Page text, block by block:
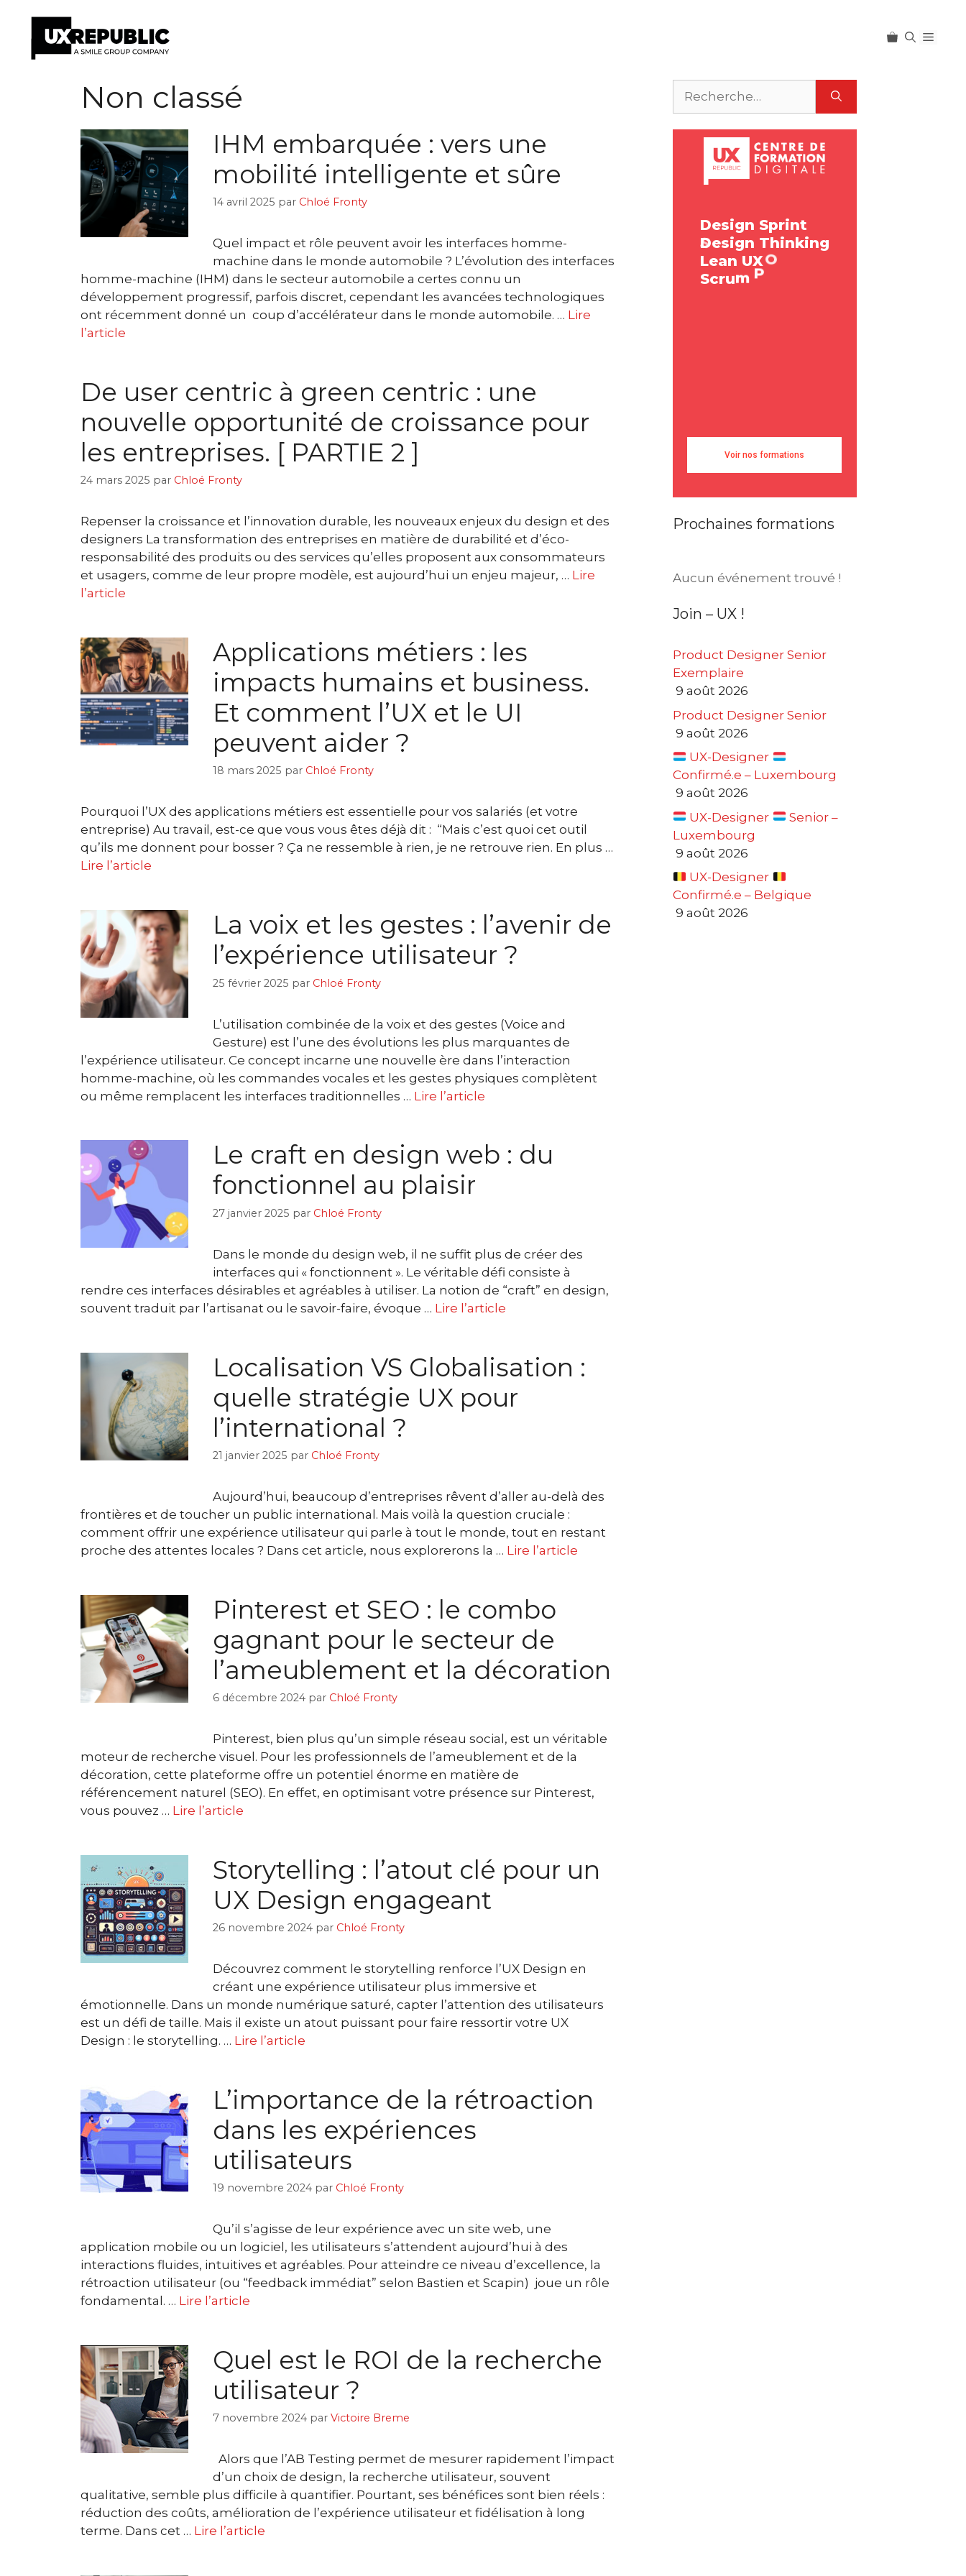
Menu
Non classé
IHM embarquée : vers une
mobilité intelligente et sûre
14 avril 2025 par Chloé Fronty
Quel impact et rôle peuvent avoir les interfaces homme-
machine dans le monde automobile ? L’évolution des interfaces
homme-machine (IHM) dans le secteur automobile a certes connu un
développement progressif, parfois discret, cependant les avancées technologiques
ont récemment donné un coup d’accélérateur dans le monde automobile. … Lire
l’article
De user centric à green centric : une
nouvelle opportunité de croissance pour
les entreprises. [ PARTIE 2 ]
24 mars 2025 par Chloé Fronty
Repenser la croissance et l’innovation durable, les nouveaux enjeux du design et des
designers La transformation des entreprises en matière de durabilité et d’éco-
responsabilité des produits ou des services qu’elles proposent aux consommateurs
et usagers, comme de leur propre modèle, est aujourd’hui un enjeu majeur, … Lire
l’article
Applications métiers : les
impacts humains et business.
Et comment l’UX et le UI
peuvent aider ?
18 mars 2025 par Chloé Fronty
Pourquoi l’UX des applications métiers est essentielle pour vos salariés (et votre
entreprise) Au travail, est-ce que vous vous êtes déjà dit : “Mais c’est quoi cet outil
qu’ils me donnent pour bosser ? Ça ne ressemble à rien, je ne retrouve rien. En plus …
Lire l’article
La voix et les gestes : l’avenir de
l’expérience utilisateur ?
25 février 2025 par Chloé Fronty
L’utilisation combinée de la voix et des gestes (Voice and
Gesture) est l’une des évolutions les plus marquantes de
l’expérience utilisateur. Ce concept incarne une nouvelle ère dans l’interaction
homme-machine, où les commandes vocales et les gestes physiques complètent
ou même remplacent les interfaces traditionnelles … Lire l’article
Le craft en design web : du
fonctionnel au plaisir
27 janvier 2025 par Chloé Fronty
Dans le monde du design web, il ne suffit plus de créer des
interfaces qui « fonctionnent ». Le véritable défi consiste à
rendre ces interfaces désirables et agréables à utiliser. La notion de “craft” en design,
souvent traduit par l’artisanat ou le savoir-faire, évoque … Lire l’article
Localisation VS Globalisation :
quelle stratégie UX pour
l’international ?
21 janvier 2025 par Chloé Fronty
Aujourd’hui, beaucoup d’entreprises rêvent d’aller au-delà des
frontières et de toucher un public international. Mais voilà la question cruciale :
comment offrir une expérience utilisateur qui parle à tout le monde, tout en restant
proche des attentes locales ? Dans cet article, nous explorerons la … Lire l’article
Pinterest et SEO : le combo
gagnant pour le secteur de
l’ameublement et la décoration
6 décembre 2024 par Chloé Fronty
Pinterest, bien plus qu’un simple réseau social, est un véritable
moteur de recherche visuel. Pour les professionnels de l’ameublement et de la
décoration, cette plateforme offre un potentiel énorme en matière de
référencement naturel (SEO). En effet, en optimisant votre présence sur Pinterest,
vous pouvez … Lire l’article
Storytelling : l’atout clé pour un
UX Design engageant
26 novembre 2024 par Chloé Fronty
Découvrez comment le storytelling renforce l’UX Design en
créant une expérience utilisateur plus immersive et
émotionnelle. Dans un monde numérique saturé, capter l’attention des utilisateurs
est un défi de taille. Mais il existe un atout puissant pour faire ressortir votre UX
Design : le storytelling. … Lire l’article
L’importance de la rétroaction
dans les expériences
utilisateurs
19 novembre 2024 par Chloé Fronty
Qu’il s’agisse de leur expérience avec un site web, une
application mobile ou un logiciel, les utilisateurs s’attendent aujourd’hui à des
interactions fluides, intuitives et agréables. Pour atteindre ce niveau d’excellence, la
rétroaction utilisateur (ou “feedback immédiat” selon Bastien et Scapin) joue un rôle
fondamental. … Lire l’article
Quel est le ROI de la recherche
utilisateur ?
7 novembre 2024 par Victoire Breme
Alors que l’AB Testing permet de mesurer rapidement l’impact
d’un choix de design, la recherche utilisateur, souvent
qualitative, semble plus difficile à quantifier. Pourtant, ses bénéfices sont bien réels :
réduction des coûts, amélioration de l’expérience utilisateur et fidélisation à long
terme. Dans cet … Lire l’article
Rechercher :
Design Sprint
Design Thinking
Lean UX
Scrum P
e
S
erv
Voir nos formations
Prochaines formations
Aucun événement trouvé !
Join – UX !
Product Designer Senior
Exemplaire
9 août 2026
Product Designer Senior
9 août 2026
UX-Designer
Confirmé.e – Luxembourg
9 août 2026
UX-Designer
Senior –
Luxembourg
9 août 2026
UX-Designer
Confirmé.e – Belgique
9 août 2026